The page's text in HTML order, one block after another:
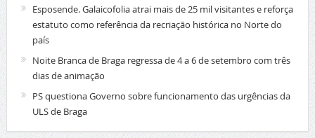
Esposende. Galaicofolia atrai mais de 25 mil visitantes e reforça
estatuto como referência da recriação histórica no Norte do
país
Noite Branca de Braga regressa de 4 a 6 de setembro com três
dias de animação
PS questiona Governo sobre funcionamento das urgências da
ULS de Braga